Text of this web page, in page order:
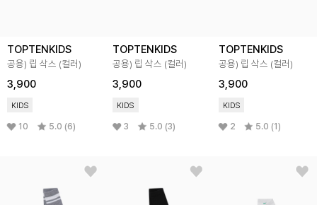
TOPTENKIDS
공용) 립 삭스 (컬러)
3,900
KIDS
10 5.0 (6)
TOPTENKIDS
공용) 립 삭스 (컬러)
3,900
KIDS
3 5.0 (3)
TOPTENKIDS
공용) 립 삭스 (컬러)
3,900
KIDS
2 5.0 (1)